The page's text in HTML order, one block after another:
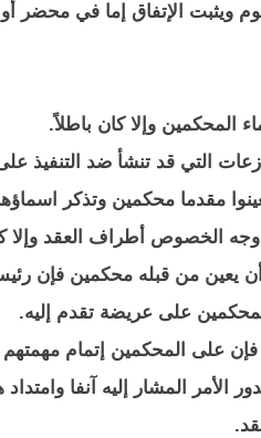
ويثبت الإتفاق إما في
المحكمين وإلا كان باطلاً.
التي قد تنشأ ضد التنفيذ
مقدما محكمين وتذكر
وجه الخصوص أطراف العقد وإلا
يعين من قبله محكمين فإن
على عريضة تقدم إليه.
فإن على المحكمين إتمام
المشار إليه آنفا وامتداد